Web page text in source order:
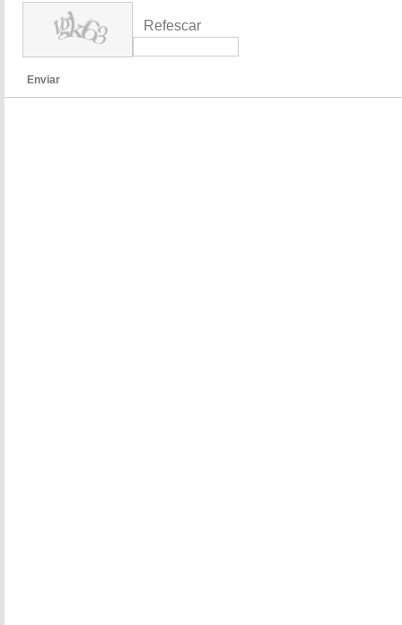
Refescar
Enviar